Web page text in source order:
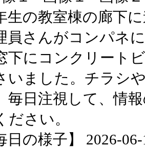
生の教室棟の廊下
員さんがコンパネ
下にコンクリート
いました。チラシ
毎日注視して、情
ださい。
日の様子】 2026-